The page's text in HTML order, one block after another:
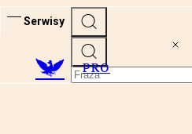
Serwisy
PRO